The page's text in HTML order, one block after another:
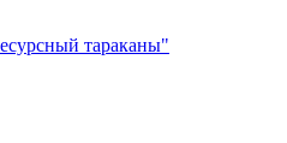
тараканы"